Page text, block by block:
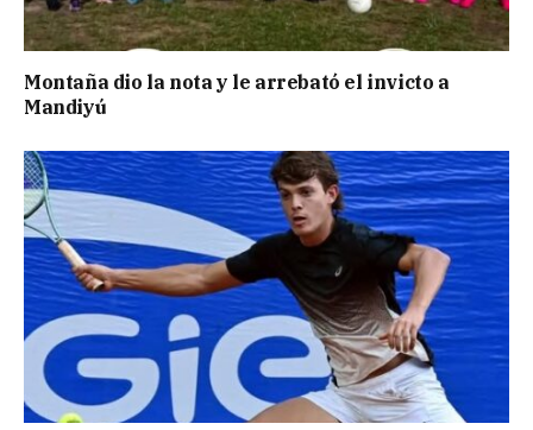
Montaña dio la nota y le arrebató el invicto a
Mandiyú